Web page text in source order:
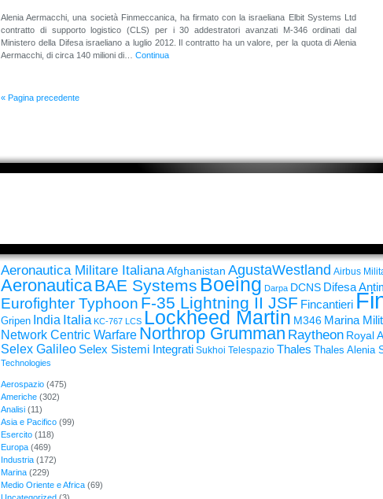
Alenia Aermacchi, una società Finmeccanica, ha firmato con la israeliana Elbit Systems Ltd
contratto di supporto logistico (CLS) per i 30 addestratori avanzati M-346 ordinati dal
Ministero della Difesa israeliano a luglio 2012. Il contratto ha un valore, per la quota di Alenia
Aermacchi, di circa 140 milioni di… Continua
« Pagina precedente
Aeronautica Militare Italiana Afghanistan AgustaWestland Airbus
AeronauticaBAE Systems Boeing Darpa DCNS Difesa
Eurofighter Typhoon F-35 Lightning II JSF Fincantieri
Gripen India Italia KC-767 LCS Lockheed Martin M346 Marina
Network Centric Warfare Northrop Grumman Raytheon Royal
Selex Galileo Selex Sistemi Integrati Sukhoi Telespazio Thales Thales Alenia
Technologies
Aerospazio (475)
Americhe (302)
Analisi (11)
Asia e Pacifico (99)
Esercito (118)
Europa (469)
Industria (172)
Marina (229)
Medio Oriente e Africa (69)